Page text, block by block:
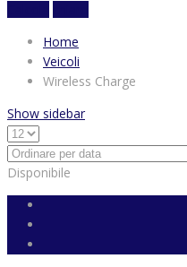
Home
Veicoli
Wireless Charge
Show sidebar
Disponibile